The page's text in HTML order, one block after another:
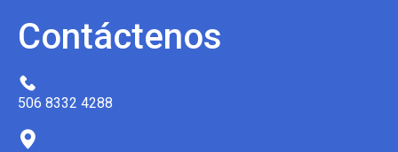
Contáctenos
506 8332 4288